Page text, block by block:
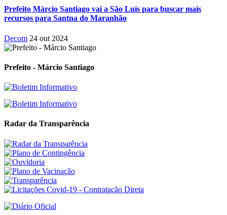
Prefeito Márcio Santiago vai a São Luís para buscar mais
recursos para Santna do Maranhão
Decom 24 out 2024
Prefeito - Márcio Santiago
Radar da Transparência